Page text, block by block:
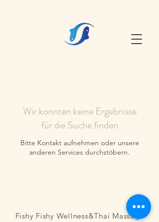
Wir konnten keine Ergebnisse
für die Suche finden
Bitte Kontakt aufnehmen oder unsere
anderen Services durchstöbern.
Fishy Fishy Wellness&Thai Massage